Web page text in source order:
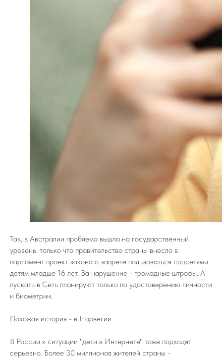
Так, в Австралии проблема вышла на государственный
уровень: только что правительство страны внесло в
парламент проект закона о запрете пользоваться соцсетями
детям младше 16 лет. За нарушение - громадные штрафы. А
пускать в Сеть планируют только по удостоверению личности
и биометрии.
Похожая история - в Норвегии.
В России к ситуации "дети в Интернете" тоже подходят
серьезно. Более 30 миллионов жителей страны -